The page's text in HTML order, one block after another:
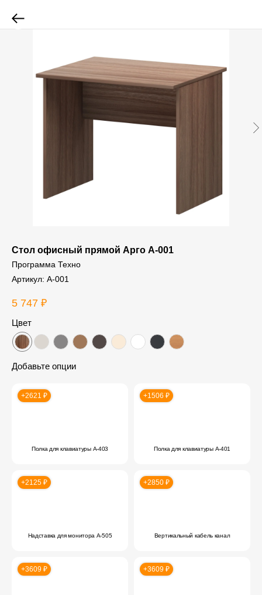
Стол офисный прямой Арго А-001
Программа Техно
Артикул: А-001
5 747 ₽
Цвет
Добавьте опции
Полка для клавиатуры А-403
+2621 ₽
Полка для клавиатуры А-401
+1506 ₽
Надставка для монитора А-505
+2125 ₽
Вертикальный кабель канал
+2850 ₽
+3609 ₽ +3609 ₽